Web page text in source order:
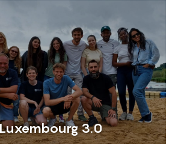
3.0